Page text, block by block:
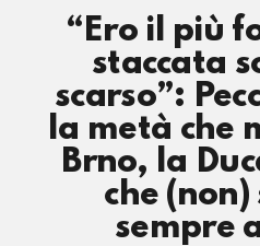
“Ero il più
staccata
scarso”:
la metà che
Brno, la
che
sempre